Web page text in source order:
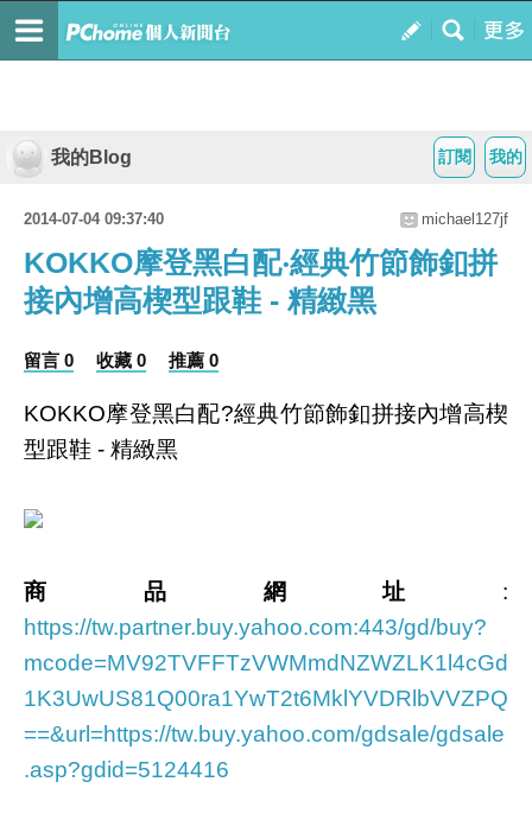
我的
訂閱
我的Blog
2014-07-04 09:37:40 michael127jf
KOKKO摩登黑白配‧經典竹節飾釦拼
接內增高楔型跟鞋 - 精緻黑
留言 0 收藏 0 推薦 0
KOKKO摩登黑白配?經典竹節飾釦拼接內增高楔
型跟鞋 - 精緻黑
商品網址 :
https://tw.partner.buy.yahoo.com:443/gd/buy?
mcode=MV92TVFFTzVWMmdNZWZLK1l4cGd
1K3UwUS81Q00ra1YwT2t6MklYVDRlbVVZPQ
==&url=https://tw.buy.yahoo.com/gdsale/gdsale
.asp?gdid=5124416